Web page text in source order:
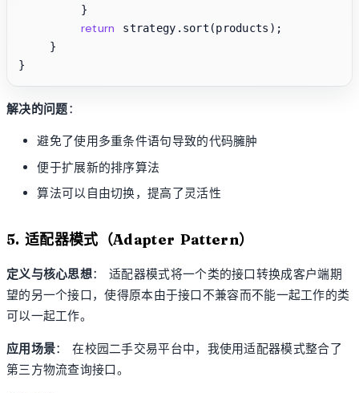
        }
return
strategy.sort(products);
    }
解决的问题：
避免了使用多重条件语句导致的代码臃肿
便于扩展新的排序算法
算法可以自由切换，提高了灵活性
5. 适配器模式（Adapter Pattern）
定义与核心思想： 适配器模式将一个类的接口转换成客户端期
望的另一个接口，使得原本由于接口不兼容而不能一起工作的类
可以一起工作。
应用场景： 在校园二手交易平台中，我使用适配器模式整合了
第三方物流查询接口。